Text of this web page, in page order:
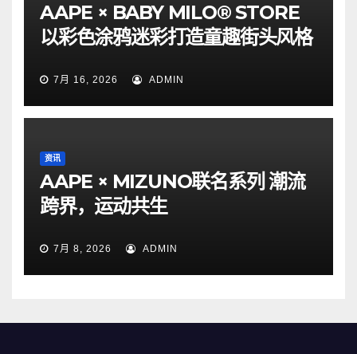
AAPE × BABY MILO® STORE
以彩色涂鸦迷彩打造童趣街头风格
7月 16, 2026 ADMIN
资讯
AAPE × MIZUNO联名系列 潮流
跨界，运动共生
7月 8, 2026 ADMIN